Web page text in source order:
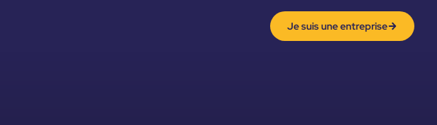
Je suis une entreprise